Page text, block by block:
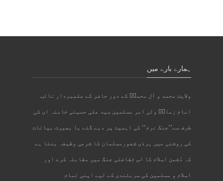
ہمارے بارے میں
ولایت محمد و آل محمدؐ کے دور حاضر کے علمبردار نائب
امام زمانؑ ولی امر مسلمین سید علی حسینی خامنہ ای کی
طرف سے’’جنگ نرم‘‘ کی اہمیت پر دیے گئے با بصیرت بیانات
کی روشنی میں ہرذی شعورمسلمان کا شرعی وظیفہ بنتا ہے
کہ دُشمن اسلام کا اس ثقافتی جنگ میں مقابلہ کرے اور
اسلام و مسلمین کی سربلندی کے لیے اپنی تمام